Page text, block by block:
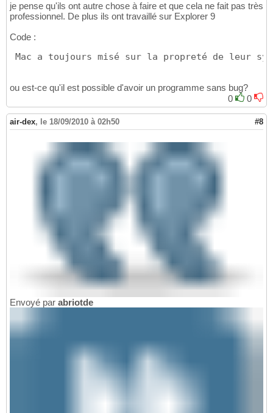
je pense qu'ils ont autre chose à faire et que cela ne fait pas très
professionnel. De plus ils ont travaillé sur Explorer 9
Code :
Mac a toujours misé sur la propreté de leur
ou est-ce qu'il est possible d'avoir un programme sans bug?
0
0
air-dex, le 18/09/2010 à 02h50 #8
Envoyé par abriotde